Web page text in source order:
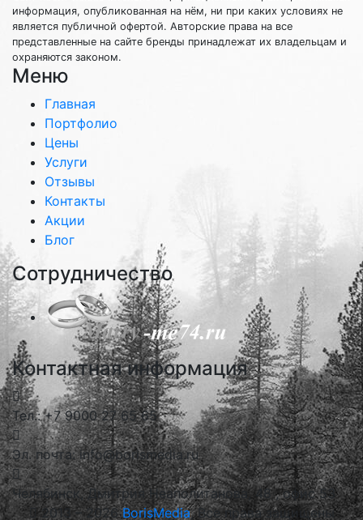
информация, опубликованная на нём, ни при каких условиях не
является публичной офертой. Авторские права на все
представленные на сайте бренды принадлежат их владельцам и
охраняются законом.
Меню
Главная
Портфолио
Цены
Услуги
Отзывы
Контакты
Акции
Блог
Сотрудничество
Контактная информация
Тел.: +7 9000 27 65 65
Эл. почта: info@borismedia.ru
Челябинск, Дмитрия Неаполитанова, 48 , офис 53
2013 – 2026 BorisMedia, Все права защищены